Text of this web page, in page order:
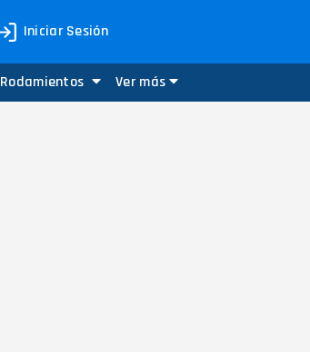
Iniciar Sesión
Rodamientos Ver más